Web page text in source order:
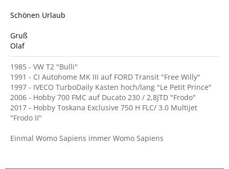
Schönen Urlaub
Gruß
Olaf
1985 - VW T2 "Bulli"
1991 - CI Autohome MK III auf FORD Transit "Free Willy"
1997 - IVECO TurboDaily Kasten hoch/lang "Le Petit Prince"
2006 - Hobby 700 FMC auf Ducato 230 / 2,8JTD "Frodo"
2017 - Hobby Toskana Exclusive 750 H FLC/ 3.0 Multijet
"Frodo II"
Einmal Womo Sapiens immer Womo Sapiens